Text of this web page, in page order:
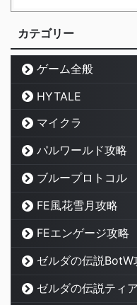
カテゴリー
ゲーム全般
HYTALE
マイクラ
パルワールド攻略
ブループロトコル
FE風花雪月攻略
FEエンゲージ攻略
ゼルダの伝説BotW
ゼルダの伝説ティ